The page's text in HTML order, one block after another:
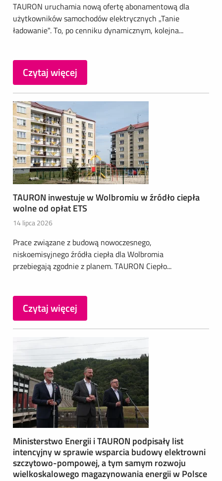
TAURON uruchamia nową ofertę abonamentową dla
użytkowników samochodów elektrycznych „Tanie
ładowanie”. To, po cenniku dynamicznym, kolejna...
Czytaj więcej
TAURON inwestuje w Wolbromiu w źródło ciepła
wolne od opłat ETS
14 lipca 2026
Prace związane z budową nowoczesnego,
niskoemisyjnego źródła ciepła dla Wolbromia
przebiegają zgodnie z planem. TAURON Ciepło...
Czytaj więcej
Ministerstwo Energii i TAURON podpisały list
intencyjny w sprawie wsparcia budowy elektrowni
szczytowo-pompowej, a tym samym rozwoju
wielkoskalowego magazynowania energii w Polsce